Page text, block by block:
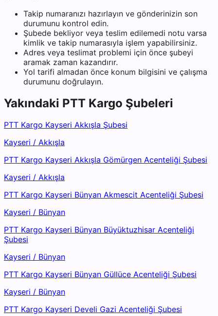
Takip numaranızı hazırlayın ve gönderinizin son
durumunu kontrol edin.
Şubede bekliyor veya teslim edilemedi notu varsa
kimlik ve takip numarasıyla işlem yapabilirsiniz.
Adres veya teslimat problemi için önce şubeyi
aramak zaman kazandırır.
Yol tarifi almadan önce konum bilgisini ve çalışma
durumunu doğrulayın.
Yakındaki PTT Kargo Şubeleri
PTT Kargo Kayseri Akkışla Şubesi
Kayseri / Akkışla
PTT Kargo Kayseri Akkışla Gömürgen Acenteliği Şubesi
Kayseri / Akkışla
PTT Kargo Kayseri Bünyan Akmescit Acenteliği Şubesi
Kayseri / Bünyan
PTT Kargo Kayseri Bünyan Büyüktuzhisar Acenteliği
Şubesi
Kayseri / Bünyan
PTT Kargo Kayseri Bünyan Güllüce Acenteliği Şubesi
Kayseri / Bünyan
PTT Kargo Kayseri Develi Gazi Acenteliği Şubesi